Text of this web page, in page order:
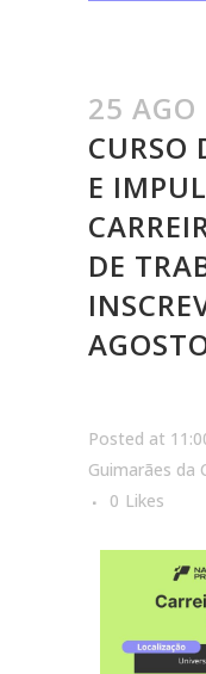
25 AGO
CURSO
E
DE
Posted at
Guimarães da
0 Likes